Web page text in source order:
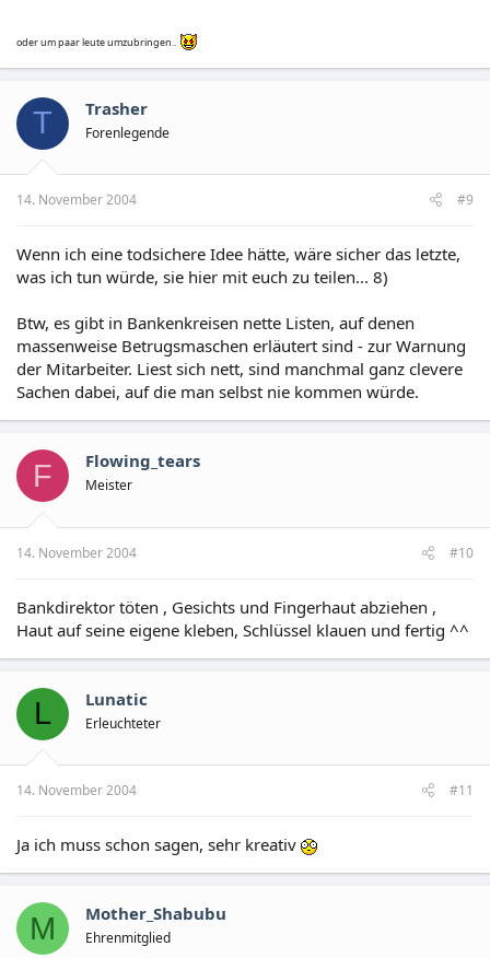
dass ich heute um 10:00 Uhr die Eier des Bankdirektors in der Hand halten
oder um paar leute umzubringen..
T Trasher
Forenlegende
14. November 2004 #9
Wenn ich eine todsichere Idee hätte, wäre sicher das letzte,
was ich tun würde, sie hier mit euch zu teilen... 8)
Btw, es gibt in Bankenkreisen nette Listen, auf denen
massenweise Betrugsmaschen erläutert sind - zur Warnung
der Mitarbeiter. Liest sich nett, sind manchmal ganz clevere
Sachen dabei, auf die man selbst nie kommen würde.
F Flowing_tears
Meister
14. November 2004 #10
Bankdirektor töten , Gesichts und Fingerhaut abziehen ,
Haut auf seine eigene kleben, Schlüssel klauen und fertig ^^
L Lunatic
Erleuchteter
14. November 2004 #11
Ja ich muss schon sagen, sehr kreativ
M Mother_Shabubu
Ehrenmitglied